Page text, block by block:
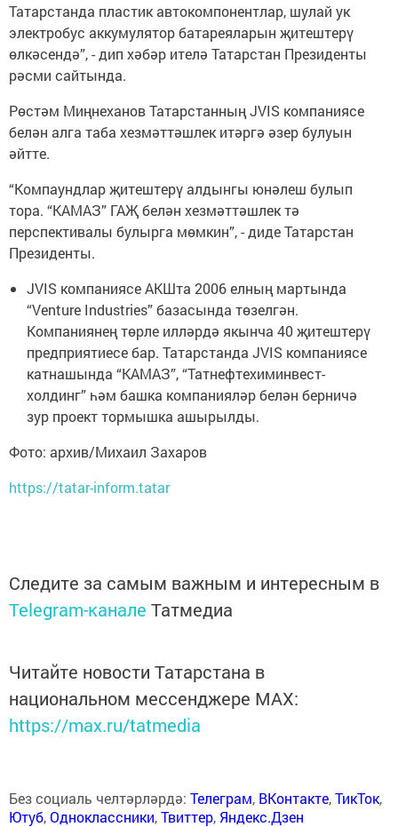
Татарстанда пластик автокомпонентлар, шулай ук
электробус аккумулятор батареяларын җитештерү
өлкәсендә”, - дип хәбәр ителә Татарстан Президенты
рәсми сайтында.
Рөстәм Миңнеханов Татарстанның JVIS компаниясе
белән алга таба хезмәттәшлек итәргә әзер булуын
әйтте.
“Компаундлар җитештерү алдынгы юнәлеш булып
тора. “КАМАЗ” ГАҖ белән хезмәттәшлек тә
перспективалы булырга мөмкин”, - диде Татарстан
Президенты.
JVIS компаниясе АКШта 2006 елның мартында
“Venture Industries” базасында төзелгән.
Компаниянең төрле илләрдә якынча 40 җитештерү
предприятиесе бар. Татарстанда JVIS компаниясе
катнашында “КАМАЗ”, “Татнефтехиминвест-
холдинг” һәм башка компанияләр белән берничә
зур проект тормышка ашырылды.
Фото: архив/Михаил Захаров
https://tatar-inform.tatar
Следите за самым важным и интересным в
Telegram-канале Татмедиа
Читайте новости Татарстана в
национальном мессенджере MАХ:
https://max.ru/tatmedia
Без социаль челтәрләрдә: Телеграм, ВКонтакте,ТикТок,
Ютуб,Одноклассники,Твиттер, Яндекс.Дзен